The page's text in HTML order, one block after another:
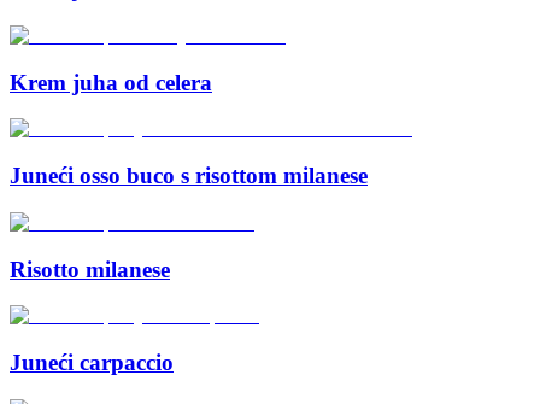
Krem juha od celera
Juneći osso buco s risottom milanese
Risotto milanese
Juneći carpaccio